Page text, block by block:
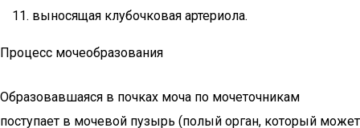
выносящая клубочковая артериола.
Процесс мочеобразования
Образовавшаяся в почках моча по мочеточникам
поступает в мочевой пузырь (полый орган, который может